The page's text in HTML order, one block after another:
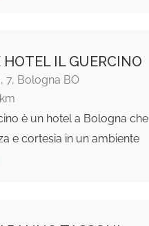
IL GUERCINO
7, Bologna BO
è un hotel a Bologna che
e cortesia in un ambiente